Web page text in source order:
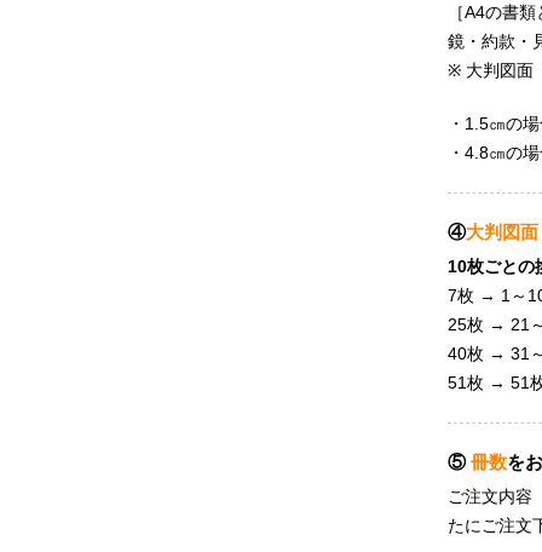
［A4の書
鏡・約款・
※ 大判図面
・1.5㎝の
・4.8㎝の
④大判図
10枚ごとの
7枚 → 1～
25枚 → 21
40枚 → 31
51枚 → 51
⑤冊数を
ご注文内容
たにご注文